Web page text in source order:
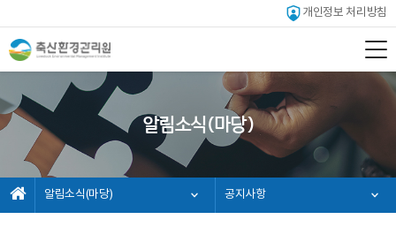
개인정보 처리방침
알림소식(마당)
알림소식(마당) 공지사항